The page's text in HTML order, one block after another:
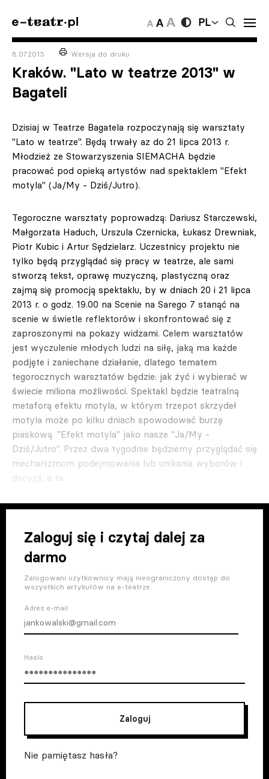
PL
8.07.2013 Wersja do druku
Kraków. "Lato w teatrze 2013" w
Bagateli
Dzisiaj w Teatrze Bagatela rozpoczynają się warsztaty
"Lato w teatrze". Będą trwały az do 21 lipca 2013 r.
Młodzież ze Stowarzyszenia SIEMACHA będzie
pracować pod opieką artystów nad spektaklem "Efekt
motyla" (Ja/My - Dziś/Jutro).
Tegoroczne warsztaty poprowadzą: Dariusz Starczewski,
Małgorzata Haduch, Urszula Czernicka, Łukasz Drewniak,
Piotr Kubic i Artur Sędzielarz. Uczestnicy projektu nie
tylko będą przyglądać się pracy w teatrze, ale sami
stworzą tekst, oprawę muzyczną, plastyczną oraz
zajmą się promocją spektaklu, by w dniach 20 i 21 lipca
2013 r. o godz. 19.00 na Scenie na Sarego 7 stanąć na
scenie w świetle reflektorów i skonfrontować się z
zaproszonymi na pokazy widzami. Celem warsztatów
jest wyczulenie młodych ludzi na siłę, jaką ma każde
podjęte i zaniechane działanie, dlatego tematem
tegorocznych warsztatów będzie: jak żyć i wybierać w
świecie miliona możliwości. Spektakl będzie teatralną
metaforą efektu motyla, w którym trzepot skrzydeł
motyla może po kilku dniach spowodować burzę
piaskową. "Efekt motyla" jako nasze "Ja/My -
Dziś/Jutro". Przez dwa tygodnie będziemy przyglądać się
mechanizmom podejmowania lub unikania wyborów i
decyzji, a ta
Zaloguj się i czytaj dalej za
darmo
Zalogowani użytkownicy mają nieograniczony dostęp do
wszystkich artykułów na e-teatrze.
Adres e-mail
Haslo
Zaloguj
Nie pamiętasz hasła?